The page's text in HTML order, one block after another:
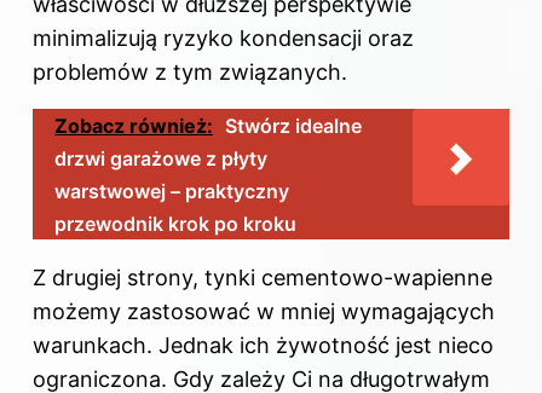
minimalizują ryzyko kondensacji oraz
problemów z tym związanych.
Zobacz również: Stwórz idealne
drzwi garażowe z płyty
warstwowej – praktyczny
przewodnik krok po kroku
Z drugiej strony, tynki cementowo-wapienne
możemy zastosować w mniej wymagających
warunkach. Jednak ich żywotność jest nieco
ograniczona. Gdy zależy Ci na długotrwałym